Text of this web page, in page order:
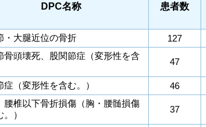
DPC名称 患者数
・大腿近位の骨折 127
骨頭壊死、股関節症（変形性を含
47
症（変形性を含む。） 46
腰椎以下骨折損傷（胸・腰髄損傷
）
37